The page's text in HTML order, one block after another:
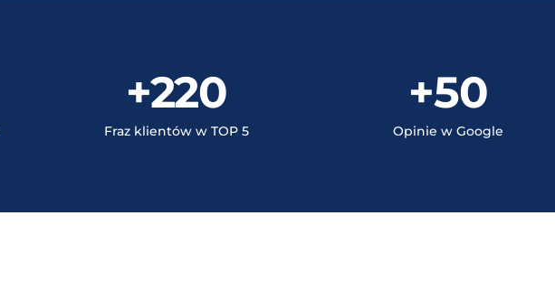
+220
Fraz klientów w TOP 5
+50
Opinie w Google